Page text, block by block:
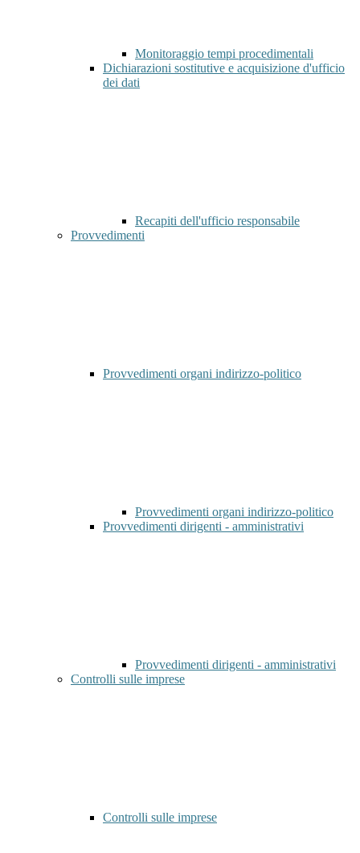
Monitoraggio tempi procedimentali
Dichiarazioni sostitutive e acquisizione d'ufficio
dei dati
Recapiti dell'ufficio responsabile
Provvedimenti
Provvedimenti organi indirizzo-politico
Provvedimenti organi indirizzo-politico
Provvedimenti dirigenti - amministrativi
Provvedimenti dirigenti - amministrativi
Controlli sulle imprese
Controlli sulle imprese